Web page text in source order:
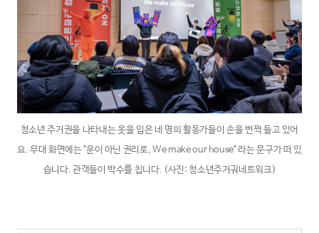
청소년 주거권을 나타내는 옷을 입은 네 명의 활동가들이 손을 번쩍 들고 있어
요. 무대 화면에는 "운이 아닌 권리로, We make our house" 라는 문구가 떠 있
습니다. 관객들이 박수를 칩니다. (사진: 청소년주거궈네트워크)